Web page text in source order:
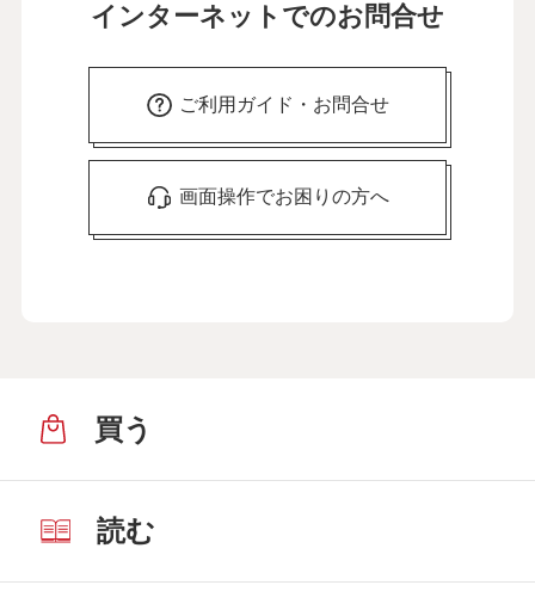
インターネットでのお問合せ
ご利用ガイド・お問合せ
画面操作でお困りの方へ
買う
読む